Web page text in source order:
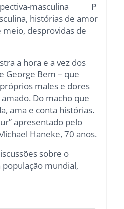
P
histórias de amor
desprovidas de
a hora e a vez dos
George Bem – que
males e dores
Do macho que
ama e conta histórias.
apresentado pelo
Haneke, 70 anos.
sobre o
mundial,